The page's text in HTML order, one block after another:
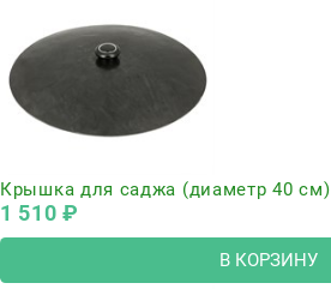
Крышка для саджа (диаметр 40 см)
1 510 ₽
В КОРЗИНУ